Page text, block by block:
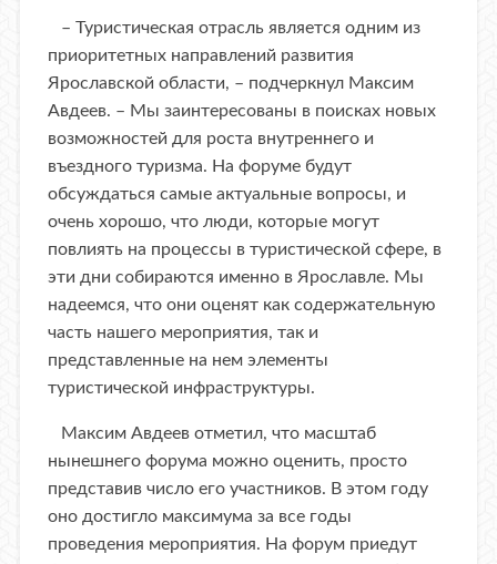
– Туристическая отрасль является одним из
приоритетных направлений развития
Ярославской области, – подчеркнул Максим
Авдеев. – Мы заинтересованы в поисках новых
возможностей для роста внутреннего и
въездного туризма. На форуме будут
обсуждаться самые актуальные вопросы, и
очень хорошо, что люди, которые могут
повлиять на процессы в туристической сфере, в
эти дни собираются именно в Ярославле. Мы
надеемся, что они оценят как содержательную
часть нашего мероприятия, так и
представленные на нем элементы
туристической инфраструктуры.
Максим Авдеев отметил, что масштаб
нынешнего форума можно оценить, просто
представив число его участников. В этом году
оно достигло максимума за все годы
проведения мероприятия. На форум приедут